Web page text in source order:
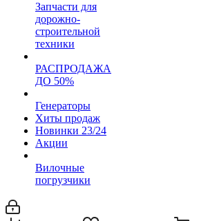
Запчасти для
дорожно-
строительной
техники
РАСПРОДАЖА
ДО 50%
Генераторы
Хиты продаж
Новинки 23/24
Акции
Вилочные
погрузчики